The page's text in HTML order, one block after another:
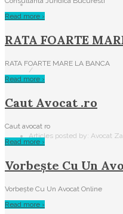
/
Articles posted by: Avocat
Read more ›
RATA FOARTE
RATA FOARTE MARE LA BANCA
Read more ›
Caut Avocat .ro
Caut avocat ro
Read more ›
Vorbește Cu Un
Vorbește Cu Un Avocat Online
Read more ›